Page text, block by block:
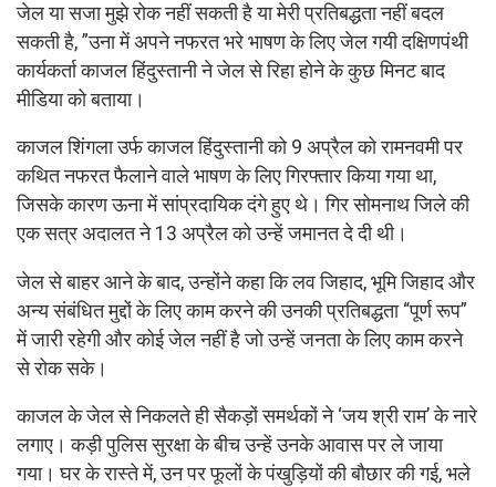
जेल या सजा मुझे रोक नहीं सकती है या मेरी प्रतिबद्धता नहीं बदल
सकती है, ”उना में अपने नफरत भरे भाषण के लिए जेल गयी दक्षिणपंथी
कार्यकर्ता काजल हिंदुस्तानी ने जेल से रिहा होने के कुछ मिनट बाद
मीडिया को बताया।
काजल शिंगला उर्फ ​​काजल हिंदुस्तानी को 9 अप्रैल को रामनवमी पर
कथित नफरत फैलाने वाले भाषण के लिए गिरफ्तार किया गया था,
जिसके कारण ऊना में सांप्रदायिक दंगे हुए थे। गिर सोमनाथ जिले की
एक सत्र अदालत ने 13 अप्रैल को उन्हें जमानत दे दी थी।
जेल से बाहर आने के बाद, उन्होंने कहा कि लव जिहाद, भूमि जिहाद और
अन्य संबंधित मुद्दों के लिए काम करने की उनकी प्रतिबद्धता “पूर्ण रूप”
में जारी रहेगी और कोई जेल नहीं है जो उन्हें जनता के लिए काम करने
से रोक सके।
काजल के जेल से निकलते ही सैकड़ों समर्थकों ने ‘जय श्री राम’ के नारे
लगाए। कड़ी पुलिस सुरक्षा के बीच उन्हें उनके आवास पर ले जाया
गया। घर के रास्ते में, उन पर फूलों के पंखुड़ियों की बौछार की गई, भले